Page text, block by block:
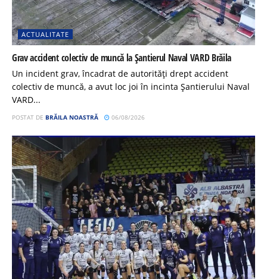
ACTUALITATE
Grav accident colectiv de muncă la Șantierul Naval VARD Brăila
Un incident grav, încadrat de autorități drept accident
colectiv de muncă, a avut loc joi în incinta Șantierului Naval
VARD...
POSTAT DE BRĂILA NOASTRĂ 06/08/2026